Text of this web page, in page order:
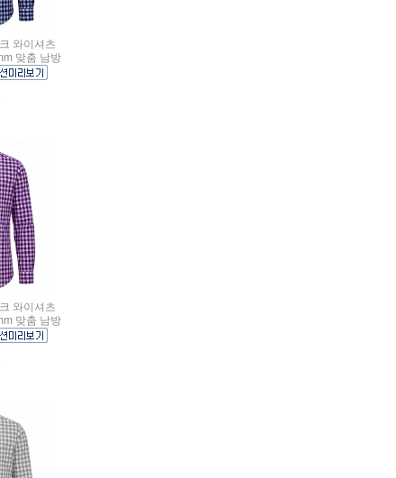
와이셔츠
맞춤 남방
와이셔츠
맞춤 남방